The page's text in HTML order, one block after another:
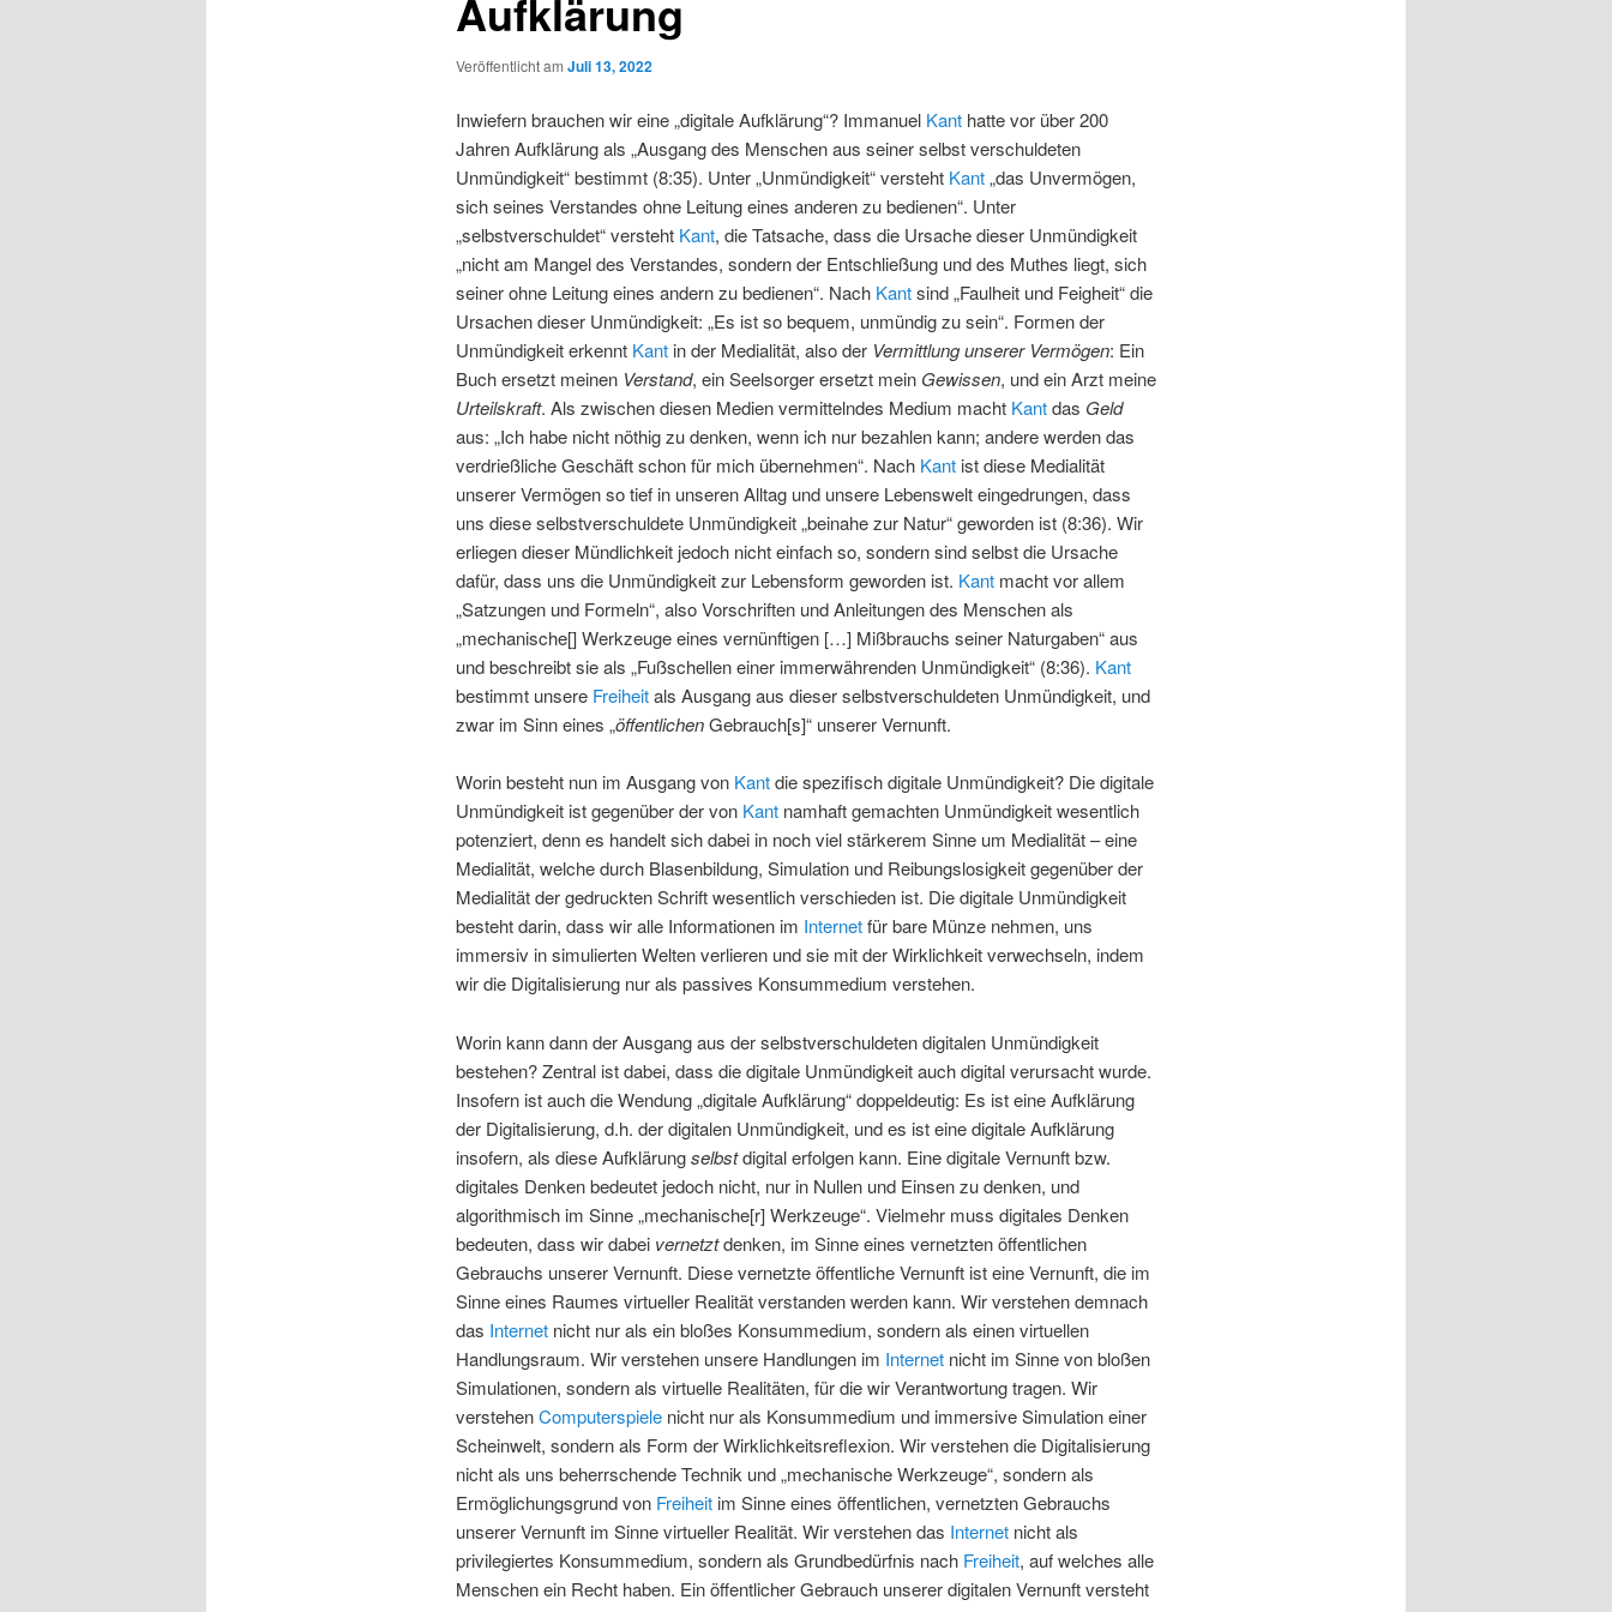
Aufklärung
Veröffentlicht am Juli 13, 2022
Inwiefern brauchen wir eine „digitale Aufklärung“? Immanuel Kanthatte vor über 200
Jahren Aufklärung als „Ausgang des Menschen aus seiner selbst verschuldeten
Unmündigkeit“ bestimmt (8:35). Unter „Unmündigkeit“ versteht Kant„das Unvermögen,
sich seines Verstandes ohne Leitung eines anderen zu bedienen“. Unter
„selbstverschuldet“ versteht Kant, die Tatsache, dass die Ursache dieser Unmündigkeit
„nicht am Mangel des Verstandes, sondern der Entschließung und des Muthes liegt, sich
seiner ohne Leitung eines andern zu bedienen“. Nach Kantsind „Faulheit und Feigheit“ die
Ursachen dieser Unmündigkeit: „Es ist so bequem, unmündig zu sein“. Formen der
Unmündigkeit erkennt Kantin der Medialität, also der Vermittlung unserer Vermögen: Ein
Buch ersetzt meinen Verstand, ein Seelsorger ersetzt mein Gewissen, und ein Arzt meine
Urteilskraft. Als zwischen diesen Medien vermittelndes Medium macht Kantdas Geld
aus: „Ich habe nicht nöthig zu denken, wenn ich nur bezahlen kann; andere werden das
verdrießliche Geschäft schon für mich übernehmen“. Nach Kantist diese Medialität
unserer Vermögen so tief in unseren Alltag und unsere Lebenswelt eingedrungen, dass
uns diese selbstverschuldete Unmündigkeit „beinahe zur Natur“ geworden ist (8:36). Wir
erliegen dieser Mündlichkeit jedoch nicht einfach so, sondern sind selbst die Ursache
dafür, dass uns die Unmündigkeit zur Lebensform geworden ist. Kantmacht vor allem
„Satzungen und Formeln“, also Vorschriften und Anleitungen des Menschen als
„mechanische[] Werkzeuge eines vernünftigen […] Mißbrauchs seiner Naturgaben“ aus
und beschreibt sie als „Fußschellen einer immerwährenden Unmündigkeit“ (8:36). Kant
bestimmt unsere Freiheitals Ausgang aus dieser selbstverschuldeten Unmündigkeit, und
zwar im Sinn eines „öffentlichenGebrauch[s]“ unserer Vernunft.
Worin besteht nun im Ausgang von Kantdie spezifisch digitale Unmündigkeit? Die digitale
Unmündigkeit ist gegenüber der von Kantnamhaft gemachten Unmündigkeit wesentlich
potenziert, denn es handelt sich dabei in noch viel stärkerem Sinne um Medialität – eine
Medialität, welche durch Blasenbildung, Simulation und Reibungslosigkeit gegenüber der
Medialität der gedruckten Schrift wesentlich verschieden ist. Die digitale Unmündigkeit
besteht darin, dass wir alle Informationen im Internetfür bare Münze nehmen, uns
immersiv in simulierten Welten verlieren und sie mit der Wirklichkeit verwechseln, indem
wir die Digitalisierung nur als passives Konsummedium verstehen.
Worin kann dann der Ausgang aus der selbstverschuldeten digitalen Unmündigkeit
bestehen? Zentral ist dabei, dass die digitale Unmündigkeit auch digital verursacht wurde.
Insofern ist auch die Wendung „digitale Aufklärung“ doppeldeutig: Es ist eine Aufklärung
der Digitalisierung, d.h. der digitalen Unmündigkeit, und es ist eine digitale Aufklärung
insofern, als diese Aufklärungselbstdigital erfolgen kann. Eine digitale Vernunft bzw.
digitales Denken bedeutet jedoch nicht, nur in Nullen und Einsen zu denken, und
algorithmisch im Sinne „mechanische[r] Werkzeuge“. Vielmehr muss digitales Denken
bedeuten, dass wir dabei vernetztdenken, im Sinne eines vernetzten öffentlichen
Gebrauchs unserer Vernunft. Diese vernetzte öffentliche Vernunft ist eine Vernunft, die im
Sinne eines Raumes virtueller Realität verstanden werden kann. Wir verstehen demnach
das Internetnicht nur als ein bloßes Konsummedium, sondern als einen virtuellen
Handlungsraum. Wir verstehen unsere Handlungen im Internetnicht im Sinne von bloßen
Simulationen, sondern als virtuelle Realitäten, für die wir Verantwortung tragen. Wir
verstehenComputerspielenicht nur als Konsummedium und immersive Simulation einer
Scheinwelt, sondern als Form der Wirklichkeitsreflexion. Wir verstehen die Digitalisierung
nicht als uns beherrschende Technik und „mechanische Werkzeuge“, sondern als
Ermöglichungsgrund von Freiheitim Sinne eines öffentlichen, vernetzten Gebrauchs
unserer Vernunft im Sinne virtueller Realität. Wir verstehen das Internetnicht als
privilegiertes Konsummedium, sondern als Grundbedürfnis nach Freiheit, auf welches alle
Menschen ein Recht haben. Ein öffentlicher Gebrauch unserer digitalen Vernunft versteht